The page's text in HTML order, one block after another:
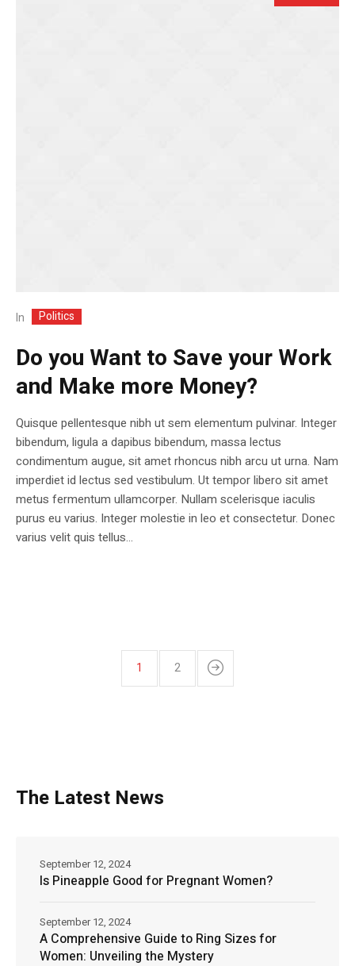
In Politics
Do you Want to Save your Work
and Make more Money?
Quisque pellentesque nibh ut sem elementum pulvinar. Integer
bibendum, ligula a dapibus bibendum, massa lectus
condimentum augue, sit amet rhoncus nibh arcu ut urna. Nam
imperdiet id lectus sed vestibulum. Ut tempor libero sit amet
metus fermentum ullamcorper. Nullam scelerisque iaculis
purus eu varius. Integer molestie in leo et consectetur. Donec
varius velit quis tellus...
1 2
The Latest News
Is Pineapple Good for Pregnant Women?
September 12, 2024
A Comprehensive Guide to Ring Sizes for
Women: Unveiling the Mystery
September 12, 2024